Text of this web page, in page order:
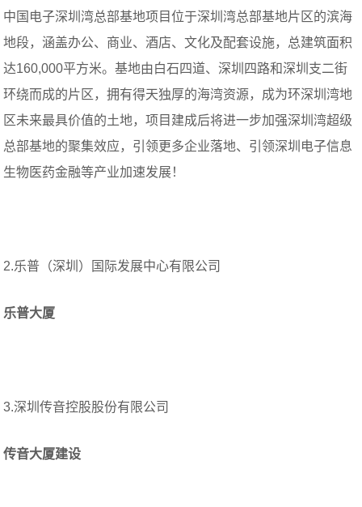
中国电子深圳湾总部基地项目位于深圳湾总部基地片区的滨海
地段，涵盖办公、商业、酒店、文化及配套设施，总建筑面积
达160,000平方米。基地由白石四道、深圳四路和深圳支二街
环绕而成的片区，拥有得天独厚的海湾资源，成为环深圳湾地
区未来最具价值的土地，项目建成后将进一步加强深圳湾超级
总部基地的聚集效应，引领更多企业落地、引领深圳电子信息
生物医药金融等产业加速发展！
2.乐普（深圳）国际发展中心有限公司
乐普大厦
3.深圳传音控股股份有限公司
传音大厦建设